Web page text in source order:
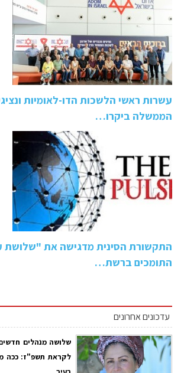
עשרות ראשי הלשכות הדו-לאומיות
הממשלה ביקרו…
התקשורת הסינית מדגישה את "שלושת
התומכים ברשת…
עדכונים אחרונים
שלושה מנהלים
לקראת תשפ"ז: ככה